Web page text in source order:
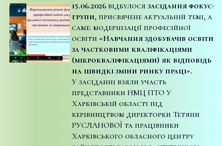
15.06.2026відбулося засідання фокус-
групи, присвячене актуальній темі, а
саме: модернізації професійної
освіти «Навчання здобувачів освіти
за частковими кваліфікаціями
(мікрокваліфікаціями) як відповідь
на швидкі зміни ринку праці».
У засіданні взяли участь
представники НМЦ ПТО У
Харківській області під
керівництвом директорки Тетяни
РУСЛАНОВОЇ та працівники
Харківського обласного центру